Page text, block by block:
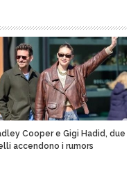
Cooper e Gigi Hadid, due
accendono i rumors